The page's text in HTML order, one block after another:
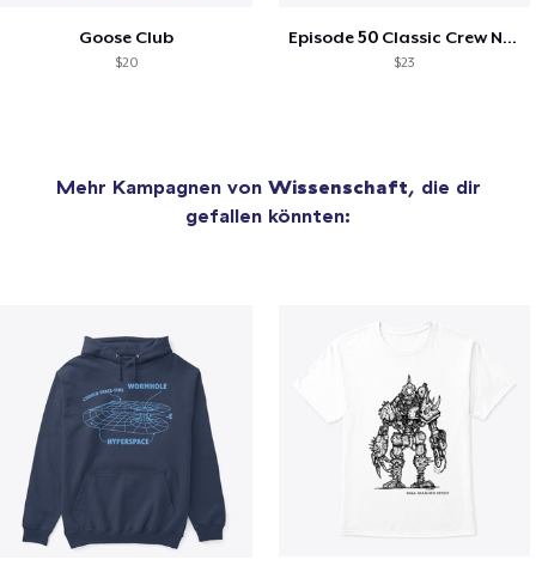
Goose Club
$20
Episode 50 Classic Crew Neck T-Shirt
$23
Mehr Kampagnen von Wissenschaft, die dir
gefallen könnten: